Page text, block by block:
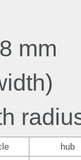
mm
hub